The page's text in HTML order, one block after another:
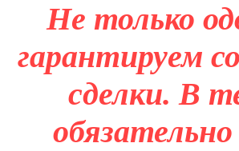
Не только
гарантируем
сделки. В